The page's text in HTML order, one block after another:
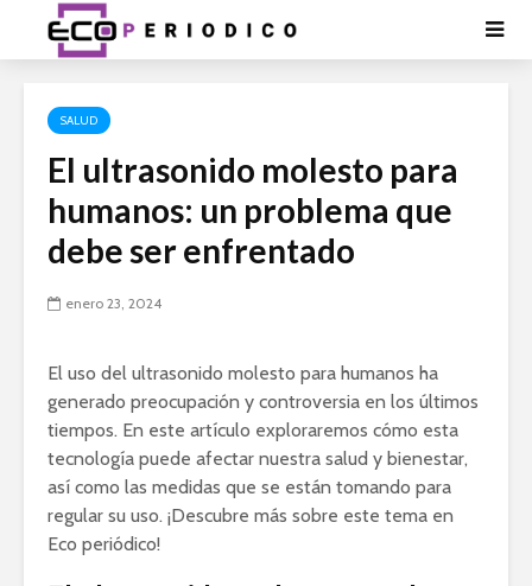
SALUD
El ultrasonido molesto para
humanos: un problema que
debe ser enfrentado
enero 23, 2024
El uso del ultrasonido molesto para humanos ha
generado preocupación y controversia en los últimos
tiempos. En este artículo exploraremos cómo esta
tecnología puede afectar nuestra salud y bienestar,
así como las medidas que se están tomando para
regular su uso. ¡Descubre más sobre este tema en
Eco periódico!